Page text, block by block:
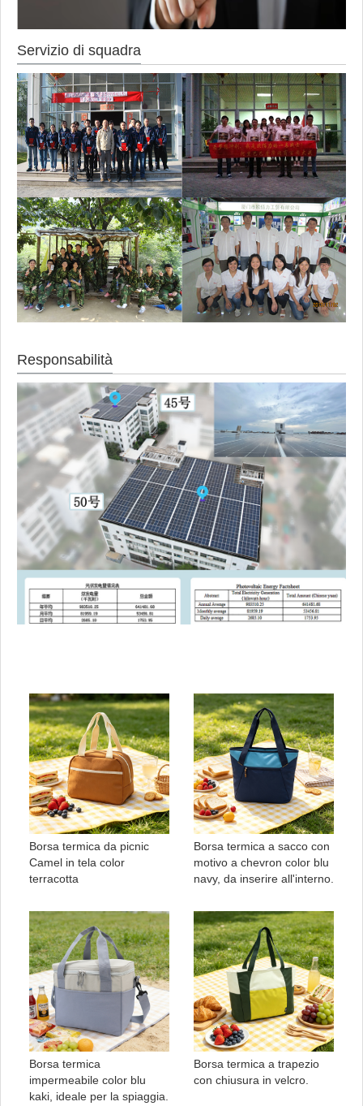
Servizio di squadra
Responsabilità
Borsa termica da picnic
Camel in tela color
terracotta
Borsa termica a sacco con
motivo a chevron color blu
navy, da inserire all'interno.
Borsa termica
impermeabile color blu
kaki, ideale per la spiaggia.
Borsa termica a trapezio
con chiusura in velcro.